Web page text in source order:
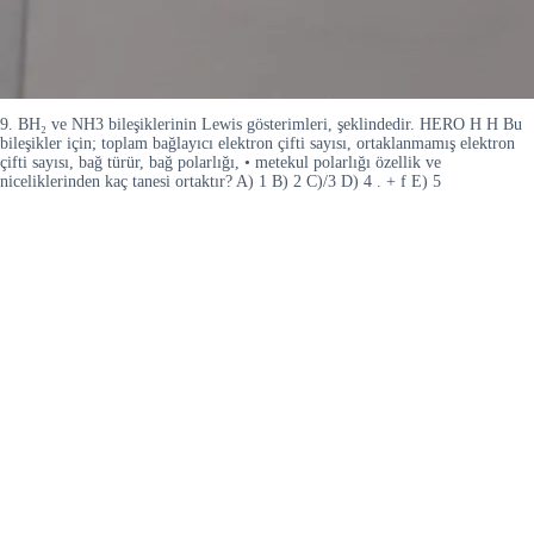
9. BH₂ ve NH3 bileşiklerinin Lewis gösterimleri, şeklindedir. HERO H H Bu
bileşikler için; toplam bağlayıcı elektron çifti sayısı, ortaklanmamış elektron
çifti sayısı, bağ türür, bağ polarlığı, • metekul polarlığı özellik ve
niceliklerinden kaç tanesi ortaktır? A) 1 B) 2 C)/3 D) 4 . + f E) 5